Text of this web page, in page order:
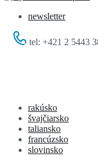
newsletter
tel: +421 2 5443
rakúsko
švajčiarsko
taliansko
francúzsko
slovinsko